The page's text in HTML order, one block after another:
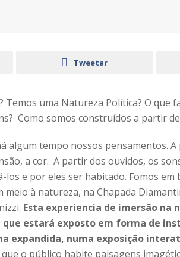
Tweetar
Temos uma Natureza Política? O que
Como somos construídos a partir
algum tempo nossos pensamentos.
a cor. A partir dos ouvidos, os
e por eles ser habitado. Fomos
meio à natureza, na Chapada
Esta experiencia de imersão na
estará exposto em forma de
expandida, numa exposição
o público habite paisagens